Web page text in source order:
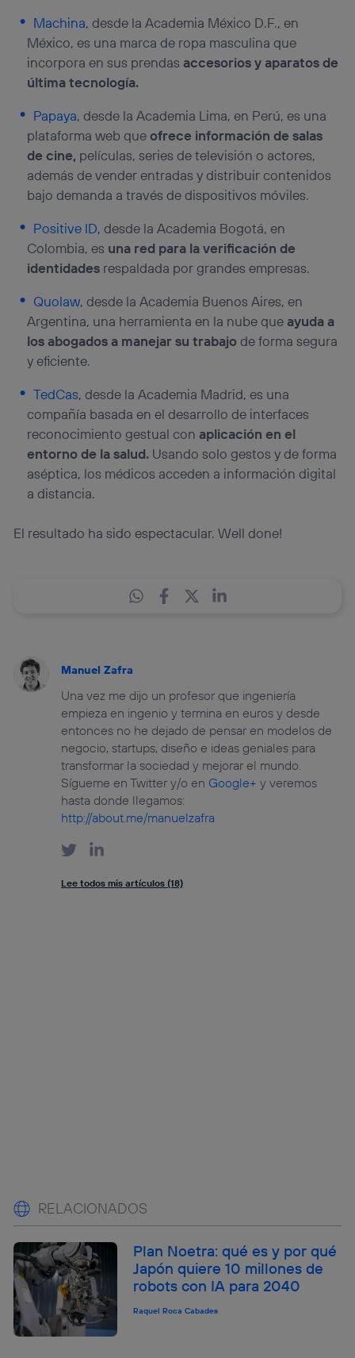
Machina, desde la Academia México D.F., en
México, es una marca de ropa masculina que
incorpora en sus prendas accesorios y aparatos de
última tecnología.
Papaya, desde la Academia Lima, en Perú, es una
plataforma web queofrece información de salas
de cine, películas, series de televisión o actores,
además de vender entradas y distribuir contenidos
bajo demanda a través de dispositivos móviles.
Positive ID, desde la Academia Bogotá, en
Colombia, es una red para la verificación de
identidades respaldada por grandes empresas.
Quolaw, desde la Academia Buenos Aires, en
Argentina, una herramienta en la nube que ayuda a
los abogados a manejar su trabajode forma segura
y eficiente.
TedCas, desde la Academia Madrid, es una
compañía basada en el desarrollo de interfaces
reconocimiento gestual con aplicación en el
entorno de la salud. Usando solo gestos y de forma
aséptica, los médicos acceden a información digital
a distancia.
El resultado ha sido espectacular. Well done!
Manuel Zafra
Una vez me dijo un profesor que ingeniería
empieza en ingenio y termina en euros y desde
entonces no he dejado de pensar en modelos de
negocio, startups, diseño e ideas geniales para
transformar la sociedad y mejorar el mundo.
Sígueme en Twitter y/o en Google+ y veremos
hasta donde llegamos:
http://about.me/manuelzafra
Lee todos mis artículos (18)
RELACIONADOS
Plan Noetra: qué es y por qué
Japón quiere 10 millones de
robots con IA para 2040
Raquel Roca Cabades